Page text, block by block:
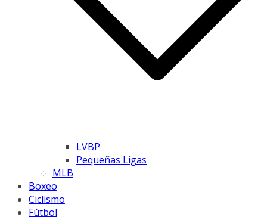
LVBP
Pequeñas Ligas
MLB
Boxeo
Ciclismo
Fútbol